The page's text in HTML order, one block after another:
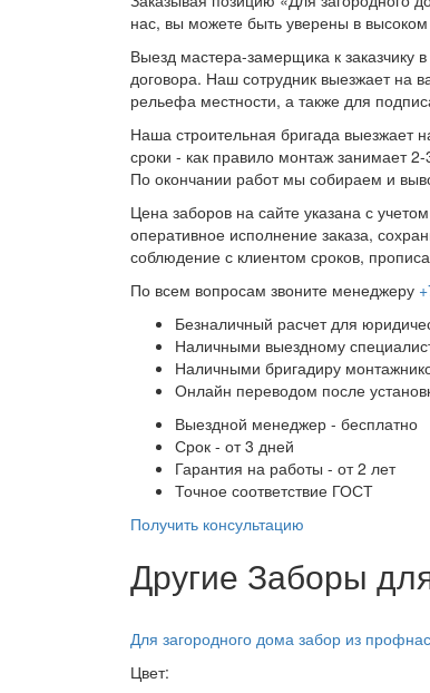
нас, вы можете быть уверены в высоком
Выезд мастера-замерщика к заказчику
договора. Наш сотрудник выезжает на
рельефа местности, а также для
Наша строительная бригада выезжает
сроки - как правило монтаж занимает
По окончании работ мы собираем и
Цена заборов на сайте указана с
оперативное исполнение заказа,
соблюдение с клиентом сроков,
По всем вопросам звоните менеджеру
Безналичный расчет для
Наличными выездному
Наличными бригадиру
Онлайн переводом после
Выездной менеджер - бесплатно
Срок - от 3 дней
Гарантия на работы - от 2 лет
Точное соответствие ГОСТ
Получить консультацию
Другие Заборы
Для загородного дома забор из
Цвет: